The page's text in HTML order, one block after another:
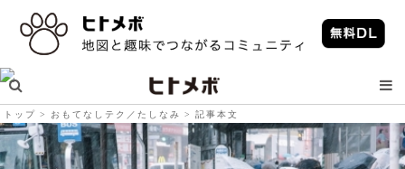
トップ おもてなしテク／たしなみ 記事本文